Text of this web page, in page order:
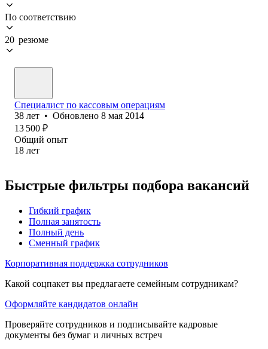
По соответствию
20 резюме
Специалист по кассовым операциям
38 лет • Обновлено 8 мая 2014
13 500 ₽
Общий опыт
18 лет
Быстрые фильтры подбора вакансий
Гибкий график
Полная занятость
Полный день
Сменный график
Корпоративная поддержка сотрудников
Какой соцпакет вы предлагаете семейным сотрудникам?
Оформляйте кандидатов онлайн
Проверяйте сотрудников и подписывайте кадровые
документы без бумаг и личных встреч